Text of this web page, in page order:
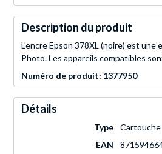
Description du produit
L'encre Epson 378XL (noire) est
Photo. Les appareils compatibles
Numéro de produit: 1377950
Détails
Type
Cartouche
EAN